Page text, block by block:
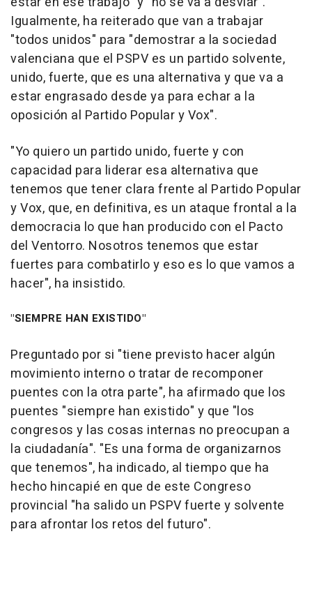
Igualmente, ha reiterado que van a trabajar
"todos unidos" para "demostrar a la sociedad
valenciana que el PSPV es un partido solvente,
unido, fuerte, que es una alternativa y que va a
estar engrasado desde ya para echar a la
oposición al Partido Popular y Vox".
"Yo quiero un partido unido, fuerte y con
capacidad para liderar esa alternativa que
tenemos que tener clara frente al Partido Popular
y Vox, que, en definitiva, es un ataque frontal a la
democracia lo que han producido con el Pacto
del Ventorro. Nosotros tenemos que estar
fuertes para combatirlo y eso es lo que vamos a
hacer", ha insistido.
"SIEMPRE HAN EXISTIDO"
Preguntado por si "tiene previsto hacer algún
movimiento interno o tratar de recomponer
puentes con la otra parte", ha afirmado que los
puentes "siempre han existido" y que "los
congresos y las cosas internas no preocupan a
la ciudadanía". "Es una forma de organizarnos
que tenemos", ha indicado, al tiempo que ha
hecho hincapié en que de este Congreso
provincial "ha salido un PSPV fuerte y solvente
para afrontar los retos del futuro".